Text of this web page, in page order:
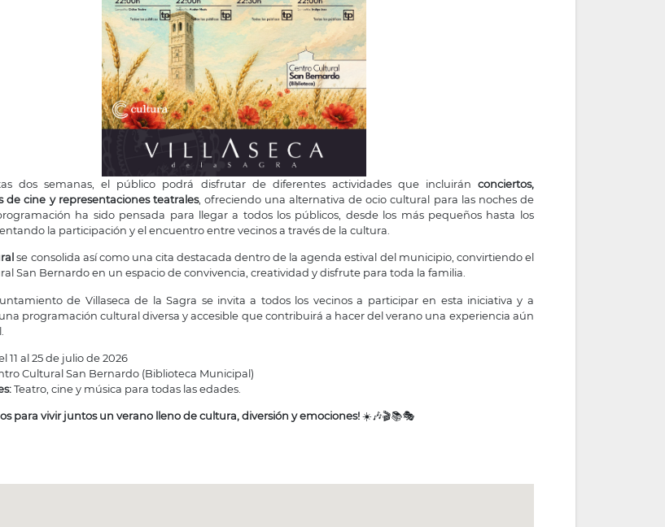
dos semanas, el público podrá disfrutar de diferentes actividades que incluirán conciertos,
de cine y representaciones teatrales, ofreciendo una alternativa de ocio cultural para las noches de
ha sido pensada para llegar a todos los públicos, desde los más pequeños hasta los
la participación y el encuentro entre vecinos a través de la cultura.
se consolida así como una cita destacada dentro de la agenda estival del municipio, convirtiendo el
San Bernardo en un espacio de convivencia, creatividad y disfrute para toda la familia.
de Villaseca de la Sagra se invita a todos los vecinos a participar en esta iniciativa y a
programación cultural diversa y accesible que contribuirá a hacer del verano una experiencia aún
11 al 25 de julio de 2026
Cultural San Bernardo (Biblioteca Municipal)
Teatro, cine y música para todas las edades.
para vivir juntos un verano lleno de cultura, diversión y emociones!☀️🎶🎬📚🎭